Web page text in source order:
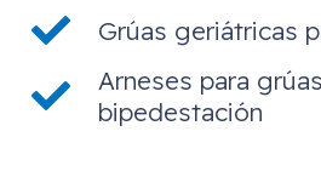
Grúas geriátricas
Arneses para
bipedestación